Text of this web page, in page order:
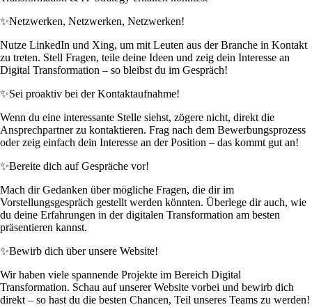
✨Netzwerken, Netzwerken, Netzwerken!
Nutze LinkedIn und Xing, um mit Leuten aus der Branche in Kontakt
zu treten. Stell Fragen, teile deine Ideen und zeig dein Interesse an
Digital Transformation – so bleibst du im Gespräch!
✨Sei proaktiv bei der Kontaktaufnahme!
Wenn du eine interessante Stelle siehst, zögere nicht, direkt die
Ansprechpartner zu kontaktieren. Frag nach dem Bewerbungsprozess
oder zeig einfach dein Interesse an der Position – das kommt gut an!
✨Bereite dich auf Gespräche vor!
Mach dir Gedanken über mögliche Fragen, die dir im
Vorstellungsgespräch gestellt werden könnten. Überlege dir auch, wie
du deine Erfahrungen in der digitalen Transformation am besten
präsentieren kannst.
✨Bewirb dich über unsere Website!
Wir haben viele spannende Projekte im Bereich Digital
Transformation. Schau auf unserer Website vorbei und bewirb dich
direkt – so hast du die besten Chancen, Teil unseres Teams zu werden!